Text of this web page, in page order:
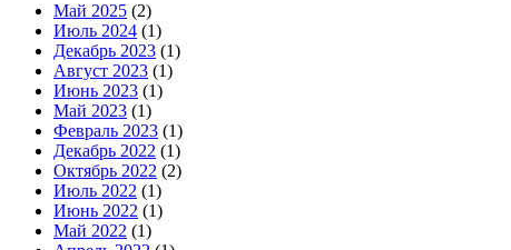
Май 2025 (2)
Июль 2024 (1)
Декабрь 2023 (1)
Август 2023 (1)
Июнь 2023 (1)
Май 2023 (1)
Февраль 2023 (1)
Декабрь 2022 (1)
Октябрь 2022 (2)
Июль 2022 (1)
Июнь 2022 (1)
Май 2022 (1)